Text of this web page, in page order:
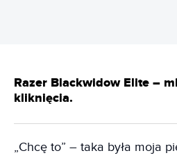
Razer Blackwidow Elite –
kliknięcia.
„Chcę to” – taka była moja